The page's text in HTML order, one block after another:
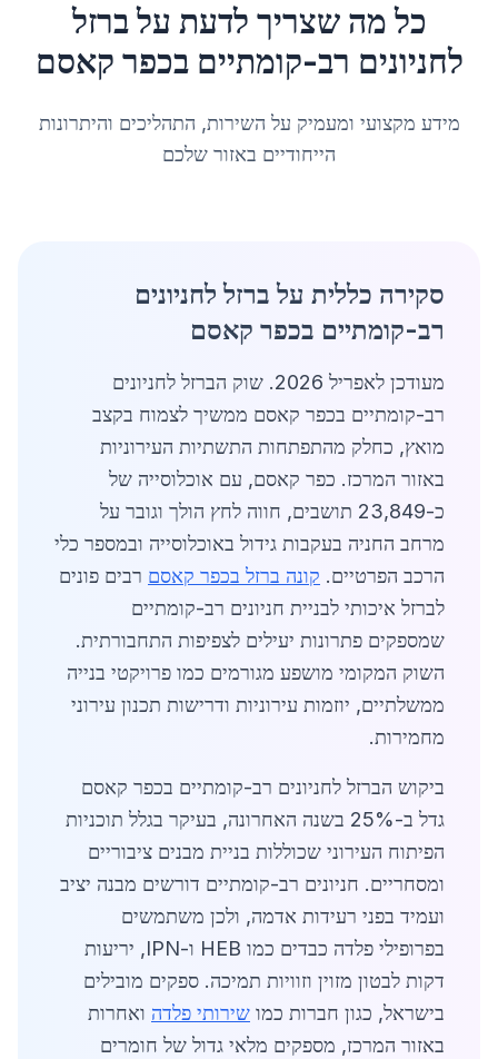
כל מה שצריך לדעת עלברזל
לחניונים רב-קומתיים בכפר קאסם
מידע מקצועי ומעמיק על השירות, התהליכים והיתרונות
הייחודיים באזור שלכם
סקירה כללית על ברזל לחניונים
רב-קומתיים בכפר קאסם
מעודכן לאפריל 2026. שוק הברזל לחניונים
רב-קומתיים בכפר קאסם ממשיך לצמוח בקצב
מואץ, כחלק מהתפתחות התשתיות העירוניות
באזור המרכז. כפר קאסם, עם אוכלוסייה של
כ-23,849 תושבים, חווה לחץ הולך וגובר על
מרחב החניה בעקבות גידול באוכלוסייה ובמספר כלי
הרכב הפרטיים. קונה ברזל בכפר קאסם רבים פונים
לברזל איכותי לבניית חניונים רב-קומתיים
שמספקים פתרונות יעילים לצפיפות התחבורתית.
השוק המקומי מושפע מגורמים כמו פרויקטי בנייה
ממשלתיים, יוזמות עירוניות ודרישות תכנון עירוני
מחמירות.
ביקוש הברזל לחניונים רב-קומתיים בכפר קאסם
גדל ב-25% בשנה האחרונה, בעיקר בגלל תוכניות
הפיתוח העירוני שכוללות בניית מבנים ציבוריים
ומסחריים. חניונים רב-קומתיים דורשים מבנה יציב
ועמיד בפני רעידות אדמה, ולכן משתמשים
בפרופילי פלדה כבדים כמו HEB ו-IPN, יריעות
דקות לבטון מזוין וזוויות תמיכה. ספקים מובילים
בישראל, כגון חברות כמו שירותי פלדה ואחרות
באזור המרכז, מספקים מלאי גדול של חומרים